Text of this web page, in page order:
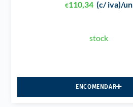
€110,34 (c/ iva)/un
stock
ENCOMENDAR